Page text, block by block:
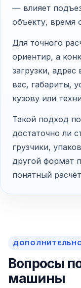
— влияет
объекту, время
Для точного
ориентир, а
загрузки,
вес, габариты,
кузову или
Такой подход
достаточно ли
грузчики,
другой формат
понятный
Вопросы
машины